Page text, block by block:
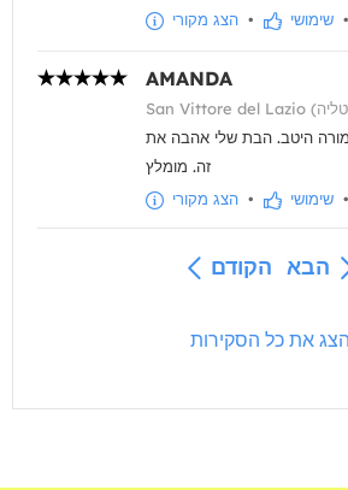
הצג מקורי • שימושי •
AMANDA
היטב. הבת שלי אהבה את
זה. מומלץ
הצג מקורי • שימושי •
הקודם הבא
הצג את כל הסקירות